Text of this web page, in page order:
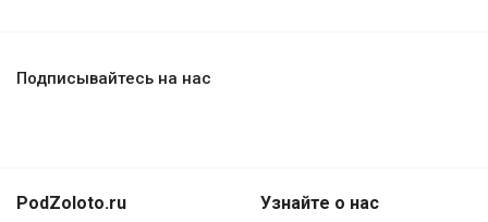
Подписывайтесь на нас
PodZoloto.ru Узнайте о нас